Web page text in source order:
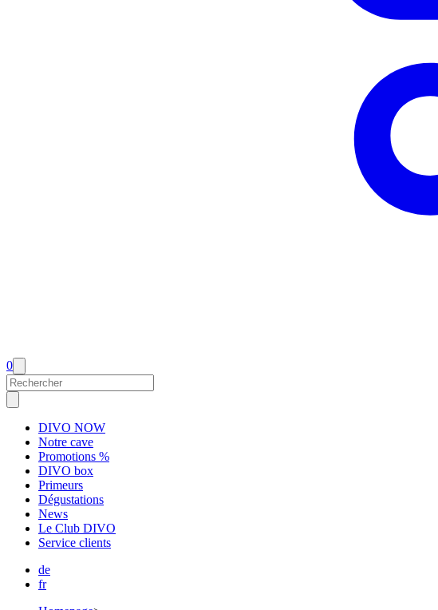
0
DIVO NOW
Notre cave
Promotions %
DIVO box
Primeurs
Dégustations
News
Le Club DIVO
Service clients
de
fr